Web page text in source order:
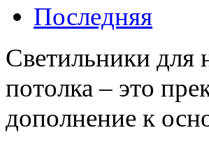
Последняя
Светильники для
потолка – это
дополнение к